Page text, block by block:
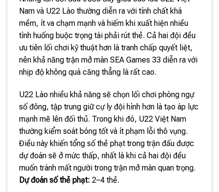
Nam và U22 Lào thường diễn ra với tính chất khá
mềm, ít va chạm mạnh và hiếm khi xuất hiện nhiều
tình huống buộc trọng tài phải rút thẻ. Cả hai đội đều
ưu tiên lối chơi kỹ thuật hơn là tranh chấp quyết liệt,
nên khả năng trận mở màn SEA Games 33 diễn ra với
nhịp độ không quá căng thẳng là rất cao.
U22 Lào nhiều khả năng sẽ chọn lối chơi phòng ngự
số đông, tập trung giữ cự ly đội hình hơn là tạo áp lực
mạnh mẽ lên đối thủ. Trong khi đó, U22 Việt Nam
thường kiểm soát bóng tốt và ít phạm lỗi thô vụng.
Điều này khiến tổng số thẻ phạt trong trận đấu được
dự đoán sẽ ở mức thấp, nhất là khi cả hai đội đều
muốn tránh mất người trong trận mở màn quan trọng.
Dự đoán số thẻ phạt: 2–4 thẻ.